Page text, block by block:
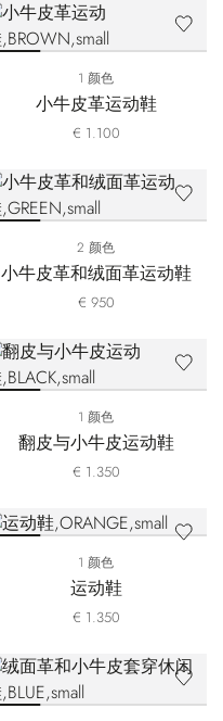
1 颜色
小牛皮革运动鞋
€ 1.100
2 颜色
小牛皮革和绒面革运动鞋
€ 950
1 颜色
翻皮与小牛皮运动鞋
€ 1.350
1 颜色
运动鞋
€ 1.350